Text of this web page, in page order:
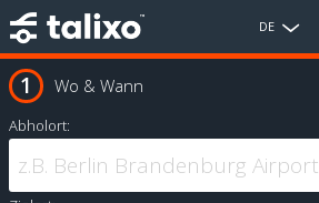
DE
Wo & Wann
Abholort: